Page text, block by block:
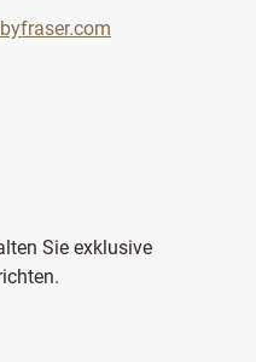
Sie exklusive